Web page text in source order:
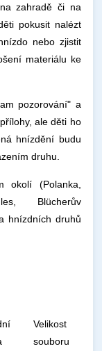
zahradě či na
pokusit nalézt
nebo zjistit
materiálu ke
pozorování" a
ale děti ho
hnízdění budu
druhu.
okolí (Polanka,
Blücherův
hnízdních druhů
Velikost
souboru